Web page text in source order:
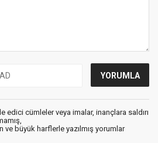
edici cümleler veya imalar, inançlara saldırı
ve büyük harflerle yazılmış yorumlar